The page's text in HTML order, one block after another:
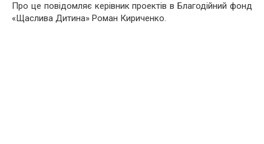
Про це повідомляє керівник проектів в Благодійний фонд
«Щаслива Дитина» Роман Кириченко.